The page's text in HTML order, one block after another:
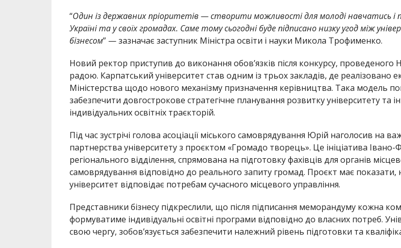
“Один із державних пріоритетів — створити можливості для молоді навчатись
Україні та у своїх громадах. Саме тому сьогодні буде підписано низку угод між
бізнесом” — зазначає заступник Міністра освіти і науки Микола Трофименко.
Новий ректор приступив до виконання обов’язків після конкурсу, проведеного
радою. Карпатський університет став одним із трьох закладів, де реалізовано
Міністерства щодо нового механізму призначення керівництва. Така модель
забезпечити довгострокове стратегічне планування розвитку університету та
індивідуальних освітніх траєкторій.
Під час зустрічі голова асоціації міського самоврядування Юрій наголосив на
партнерства університету з проєктом «Громадо творець». Це ініціатива Івано-
регіонального відділення, спрямована на підготовку фахівців для органів
самоврядування відповідно до реального запиту громад. Проєкт має показати,
університет відповідає потребам сучасного місцевого управління.
Представники бізнесу підкреслили, що після підписання меморандуму кожна
формуватиме індивідуальні освітні програми відповідно до власних потреб.
свою чергу, зобов’язується забезпечити належний рівень підготовки та